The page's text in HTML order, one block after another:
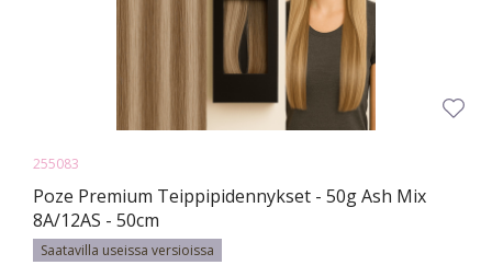
255083
Poze Premium Teippipidennykset - 50g Ash Mix
8A/12AS - 50cm
Saatavilla useissa versioissa